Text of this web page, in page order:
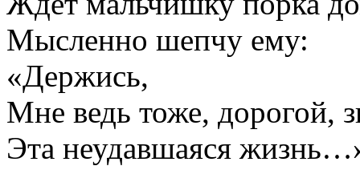
Мысленно шепчу ему:
«Держись,
Мне ведь тоже, дорогой,
Эта неудавшаяся